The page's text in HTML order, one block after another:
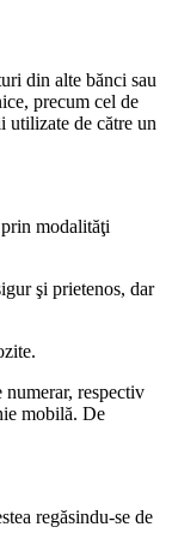
din alte bănci sau
precum cel de
utilizate de către un
modalităţi
şi prietenos, dar
respectiv
mobilă. De
regăsindu-se de